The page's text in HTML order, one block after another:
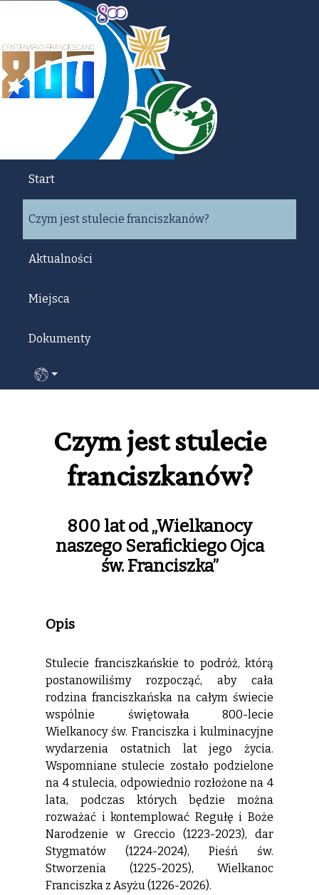
Start
Czym jest stulecie franciszkanów?
Aktualności
Miejsca
Dokumenty
Wybierz swój język
Czym jest stulecie
franciszkanów?
800 lat od „Wielkanocy
naszego Serafickiego Ojca
św. Franciszka”
Opis
Stulecie franciszkańskie to podróż, którą
postanowiliśmy rozpocząć, aby cała
rodzina franciszkańska na całym świecie
wspólnie świętowała 800-lecie
Wielkanocy św. Franciszka i kulminacyjne
wydarzenia ostatnich lat jego życia.
Wspomniane stulecie zostało podzielone
na 4 stulecia, odpowiednio rozłożone na 4
lata, podczas których będzie można
rozważać i kontemplować Regułę i Boże
Narodzenie w Greccio (1223-2023), dar
Stygmatów (1224-2024), Pieśń św.
Stworzenia (1225-2025), Wielkanoc
Franciszka z Asyżu (1226-2026).